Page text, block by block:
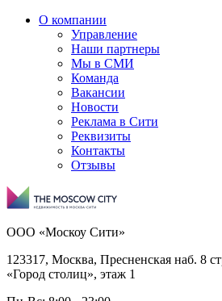
О компании
Управление
Наши партнеры
Мы в СМИ
Команда
Вакансии
Новости
Реклама в Сити
Реквизиты
Контакты
Отзывы
ООО «Москоу Сити»
123317, Москва, Пресненская наб. 8
«Город столиц», этаж 1